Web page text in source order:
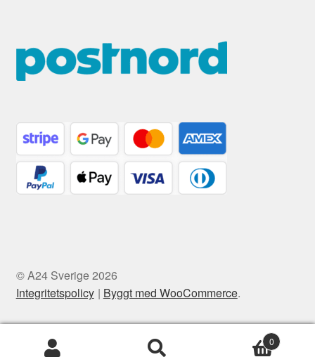
© A24 Sverige 2026
Integritetspolicy
Byggt med WooCommerce.
0